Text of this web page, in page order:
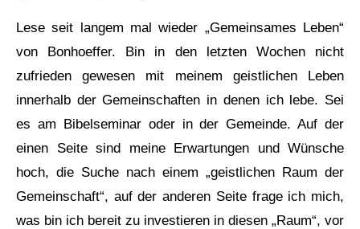
MEDIEN
LINKS
Lese seit langem mal wieder „Gemeinsames Leben“
von Bonhoeffer. Bin in den letzten Wochen nicht
zufrieden gewesen mit meinem geistlichen Leben
innerhalb der Gemeinschaften in denen ich lebe. Sei
es am Bibelseminar oder in der Gemeinde. Auf der
einen Seite sind meine Erwartungen und Wünsche
hoch, die Suche nach einem „geistlichen Raum der
Gemeinschaft“, auf der anderen Seite frage ich mich,
was bin ich bereit zu investieren in diesen „Raum“, vor